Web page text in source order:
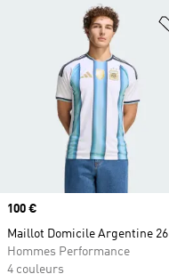
Prix
100 €
Maillot Domicile Argentine 26
Hommes Performance
4 couleurs